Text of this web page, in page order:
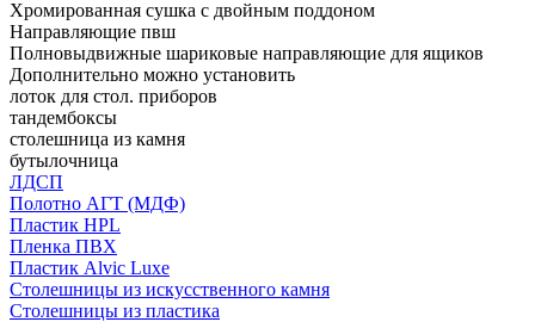
Хромированная сушка с двойным поддоном
Направляющие пвш
Полновыдвижные шариковые направляющие для ящиков
Дополнительно можно установить
лоток для стол. приборов
тандембоксы
столешница из камня
бутылочница
ЛДСП
Полотно АГТ (МДФ)
Пластик HPL
Пленка ПВХ
Пластик Alvic Luxe
Столешницы из искусственного камня
Столешницы из пластика